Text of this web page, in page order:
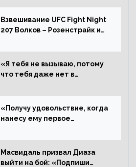
Алджамейн определенно
выиграл»
Взвешивание UFC Fight Night
207 Волков – Розенстрайк и
«Я тебя не вызываю, потому
что тебя даже нет в
пауза», сообщает Стерлинг
ответил Сехудо
«Получу удовольствие, когда
нанесу ему первое
Иге – про бой с Евлоевым
Масвидаль призвал Диаза
выйти на бой: «Подпиши